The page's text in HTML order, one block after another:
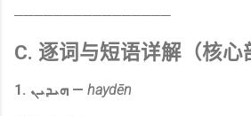
────────────────
C. 逐词与短语详解（核心
1. ܗܝܕܝܢ — haydēn